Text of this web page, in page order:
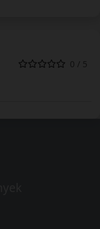
0 / 5